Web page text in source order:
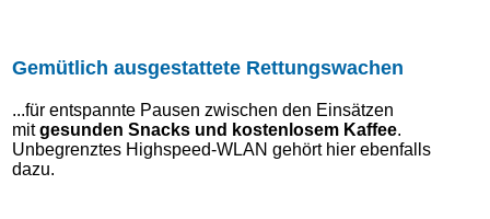
Gemütlich ausgestattete Rettungswachen
...für entspannte Pausen zwischen den Einsätzen
mitgesunden Snacks und kostenlosem Kaffee.
Unbegrenztes Highspeed-WLAN gehört hier ebenfalls
dazu.